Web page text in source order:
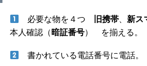
必要な物を４つ 旧携帯、新ス
本人確認（暗証番号） を揃える。
書かれている電話番号に電話。